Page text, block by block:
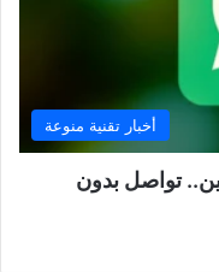
أخبار تقنية منوعة
تواصل بدون